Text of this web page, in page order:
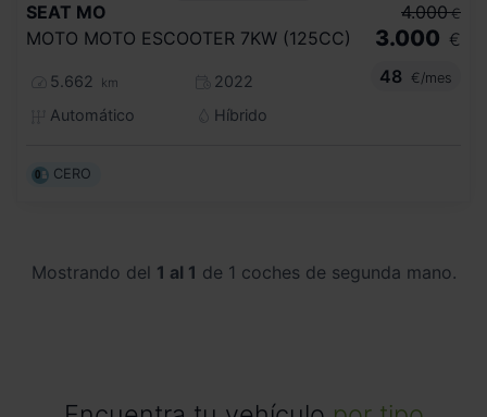
SEAT MO
MOTO MOTO ESCOOTER 7KW (125CC)
5.662 km
2022
Automático
Híbrido
4.000 €
3.000 €
48
€/mes
CERO
Mostrando del 1 al 1 de 1 coches de segunda mano.